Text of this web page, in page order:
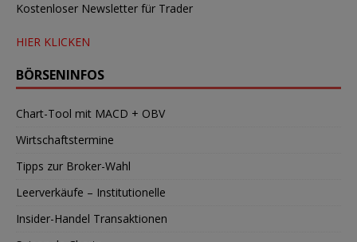
Kostenloser Newsletter für Trader
HIER KLICKEN
BÖRSENINFOS
Chart-Tool mit MACD + OBV
Wirtschaftstermine
Tipps zur Broker-Wahl
Leerverkäufe – Institutionelle
Insider-Handel Transaktionen